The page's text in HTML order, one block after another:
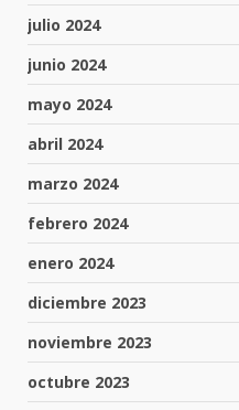
julio 2024
junio 2024
mayo 2024
abril 2024
marzo 2024
febrero 2024
enero 2024
diciembre 2023
noviembre 2023
octubre 2023